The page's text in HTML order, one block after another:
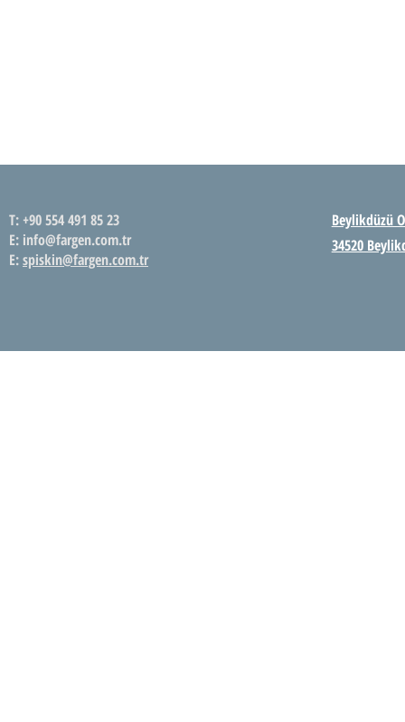
T: +90 554 491 85 23
E: info@fargen.com.tr
E:spiskin@fargen.com.tr
Beylikdüzü
34520